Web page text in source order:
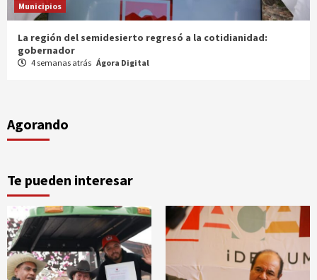
Municipios
Entrega gobernador a productores 100 mdp en semilla
1 mes atrás
Agorando
Te pueden interesar